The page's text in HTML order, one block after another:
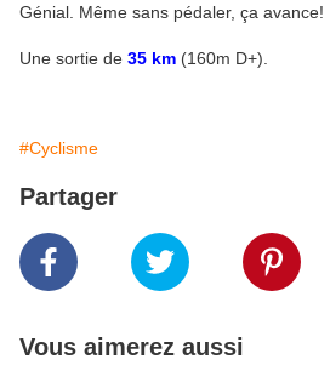
Génial. Même sans pédaler, ça avance!
Une sortie de 35 km (160m D+).
#Cyclisme
Partager
Vous aimerez aussi